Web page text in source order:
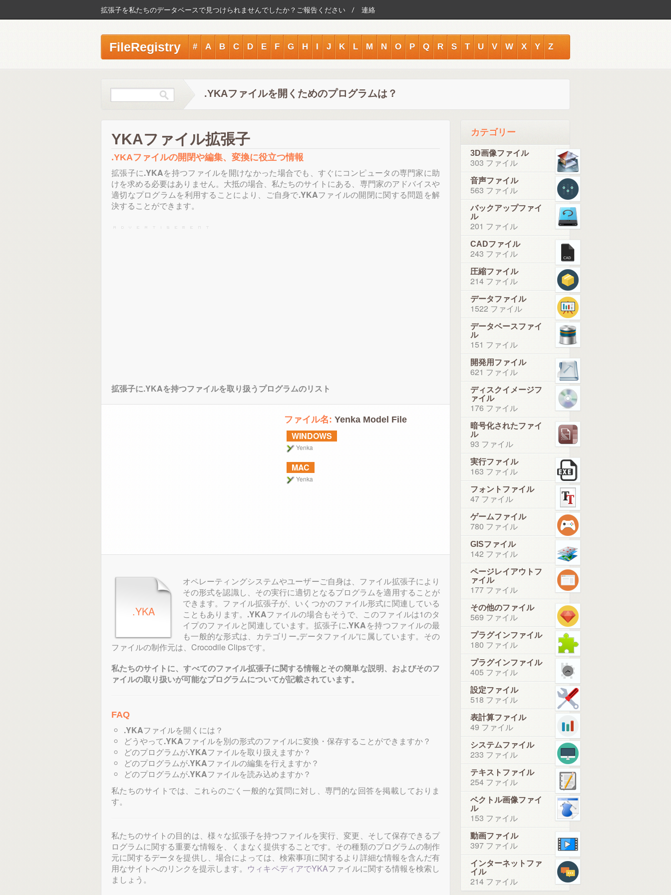
拡張子を私たちのデータベースで見つけられませんでしたか？ご報告ください 連絡
FileRegistry # A B C D E F G H I J K L M N O P Q R S T U V W X Y Z
.YKAファイルを開くためのプログラムは？
YKAファイル拡張子
.YKAファイルの開閉や編集、変換に役立つ情報
拡張子に.YKAを持つファイルを開けなかった場合でも、すぐにコンピュータの専門家に助
けを求める必要はありません。大抵の場合、私たちのサイトにある、専門家のアドバイスや
適切なプログラムを利用することにより、ご自身で.YKAファイルの開閉に関する問題を解
決することができます。
拡張子に.YKAを持つファイルを取り扱うプログラムのリスト
ファイル名: Yenka Model File
WINDOWS
Yenka
MAC
Yenka
.YKA
オペレーティングシステムやユーザーご自身は、ファイル拡張子により
その形式を認識し、その実行に適切となるプログラムを適用することが
できます。ファイル拡張子が、いくつかのファイル形式に関連している
こともあります。 .YKAファイルの場合もそうで、このファイルは1のタ
イプのファイルと関連しています。拡張子に.YKAを持つファイルの最
も一般的な形式は、カテゴリー„データファイル”に属しています。その
ファイルの制作元は、Crocodile Clipsです。
私たちのサイトに、すべてのファイル拡張子に関する情報とその簡単な説明、およびそのフ
ァイルの取り扱いが可能なプログラムについてが記載されています。
FAQ
.YKAファイルを開くには？
どうやって.YKAファイルを別の形式のファイルに変換・保存することができますか？
どのプログラムが.YKAファイルを取り扱えますか？
どのプログラムが.YKAファイルの編集を行えますか？
どのプログラムが.YKAファイルを読み込めますか？
私たちのサイトでは、これらのごく一般的な質問に対し、専門的な回答を掲載しておりま
す。
私たちのサイトの目的は、様々な拡張子を持つファイルを実行、変更、そして保存できるプ
ログラムに関する重要な情報を、くまなく提供することです。その種類のプログラムの制作
元に関するデータを提供し、場合によっては、検索事項に関するより詳細な情報を含んだ有
用なサイトへのリンクを提示します。 ウィキペディアでYKAファイルに関する情報を検索し
ましょう。
カテゴリー
3D画像ファイル
303 ファイル
音声ファイル
563 ファイル
バックアップファイ
ル
201 ファイル
CADファイル
243 ファイル
圧縮ファイル
214 ファイル
データファイル
1522 ファイル
データベースファイ
ル
151 ファイル
開発用ファイル
621 ファイル
ディスクイメージフ
ァイル
176 ファイル
暗号化されたファイ
ル
93 ファイル
実行ファイル
163 ファイル
フォントファイル
47 ファイル
ゲームファイル
780 ファイル
GISファイル
142 ファイル
ページレイアウトフ
ァイル
177 ファイル
その他のファイル
569 ファイル
プラグインファイル
180 ファイル
プラグインファイル
405 ファイル
設定ファイル
518 ファイル
表計算ファイル
49 ファイル
システムファイル
233 ファイル
テキストファイル
254 ファイル
ベクトル画像ファイ
ル
153 ファイル
動画ファイル
397 ファイル
インターネットファ
イル
214 ファイル